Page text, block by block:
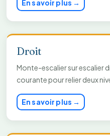
En savoir plus →
Droit
Monte-escalier sur escalier
courante pour relier deux
En savoir plus →